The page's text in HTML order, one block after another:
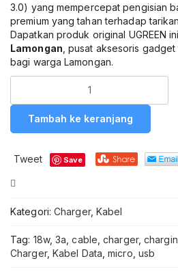
3.0) yang mempercepat pengisian
premium yang tahan terhadap
Dapatkan produk original UGREEN
Lamongan , pusat aksesoris
bagi warga Lamongan.
Kabel
Data
Type
Fast
Charging
Charge
Kabel
Charger
Tambah ke keranjang
Tweet Save
Kategori: Charger, Kabel
Tag: 18w,3a ,cable ,charger,
Charger, Kabel Data ,micro usb